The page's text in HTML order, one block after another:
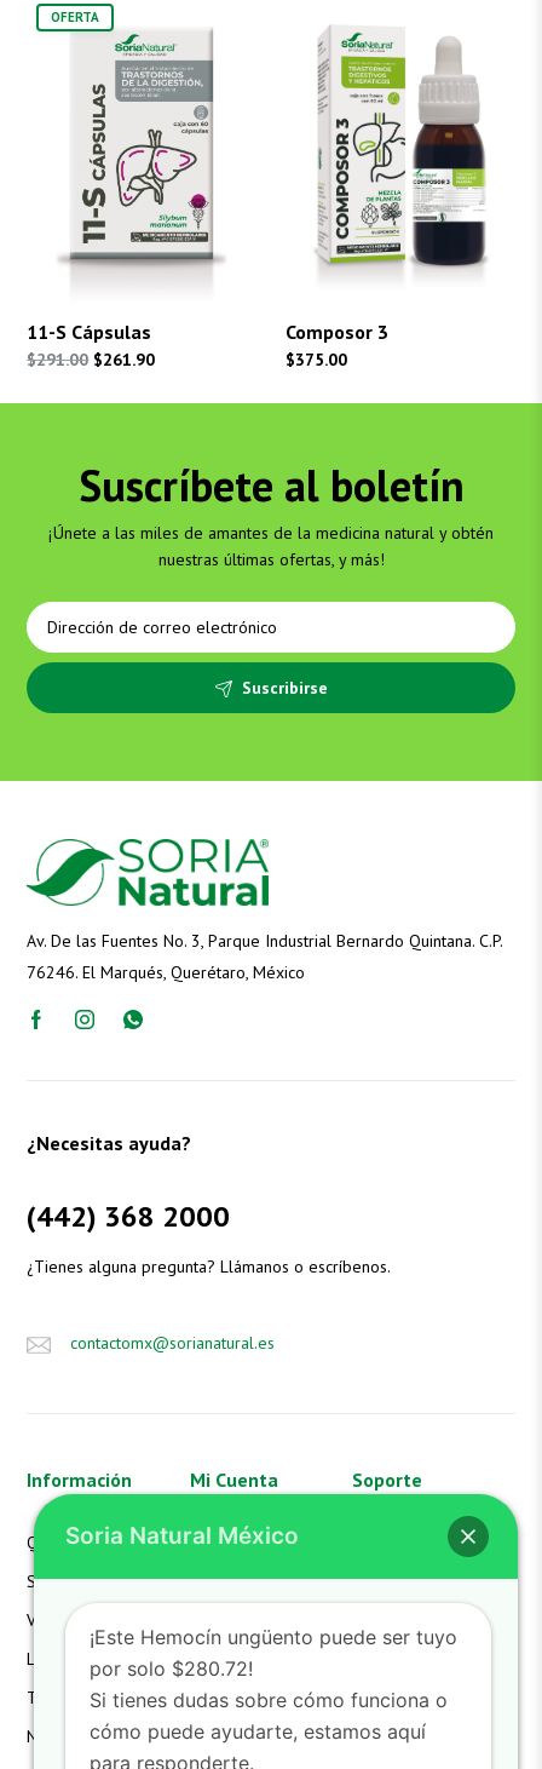
OFERTA
11-S Cápsulas
$291.00 El
$291.00.
$261.90El
$261.90.
Composor 3
$375.00
Suscríbete al boletín
¡Únete a las miles de amantes de la medicina natural y obtén
nuestras últimas ofertas, y más!
Suscribirse
Av. De las Fuentes No. 3, Parque Industrial Bernardo Quintana. C.P.
76246. El Marqués, Querétaro, México
¿Necesitas ayuda?
(442) 368 2000
¿Tienes alguna pregunta? Llámanos o escríbenos.
contactomx@sorianatural.es
Información
Quienes Somos
SN México
Valores
Laboratorio
Términos
Noticias
Mi Cuenta
Mi Cuenta
Mis Pedidos
Devoluciones
Detalles de la Cuenta
Lista de Deseos
Soporte
Aviso de Privacidad
FAQS
Soria Natural México
¡Este Hemocín ungüento puede ser tuyo
por solo $280.72!
Si tienes dudas sobre cómo funciona o
cómo puede ayudarte, estamos aquí
para responderte.